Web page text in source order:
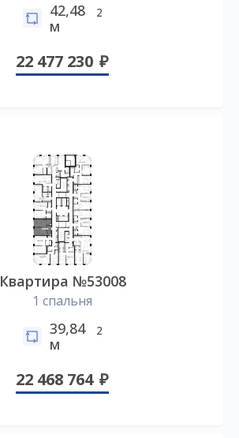
42,48
м
2
22 477 230
Квартира №53008
1 спальня
39,84
м
2
22 468 764